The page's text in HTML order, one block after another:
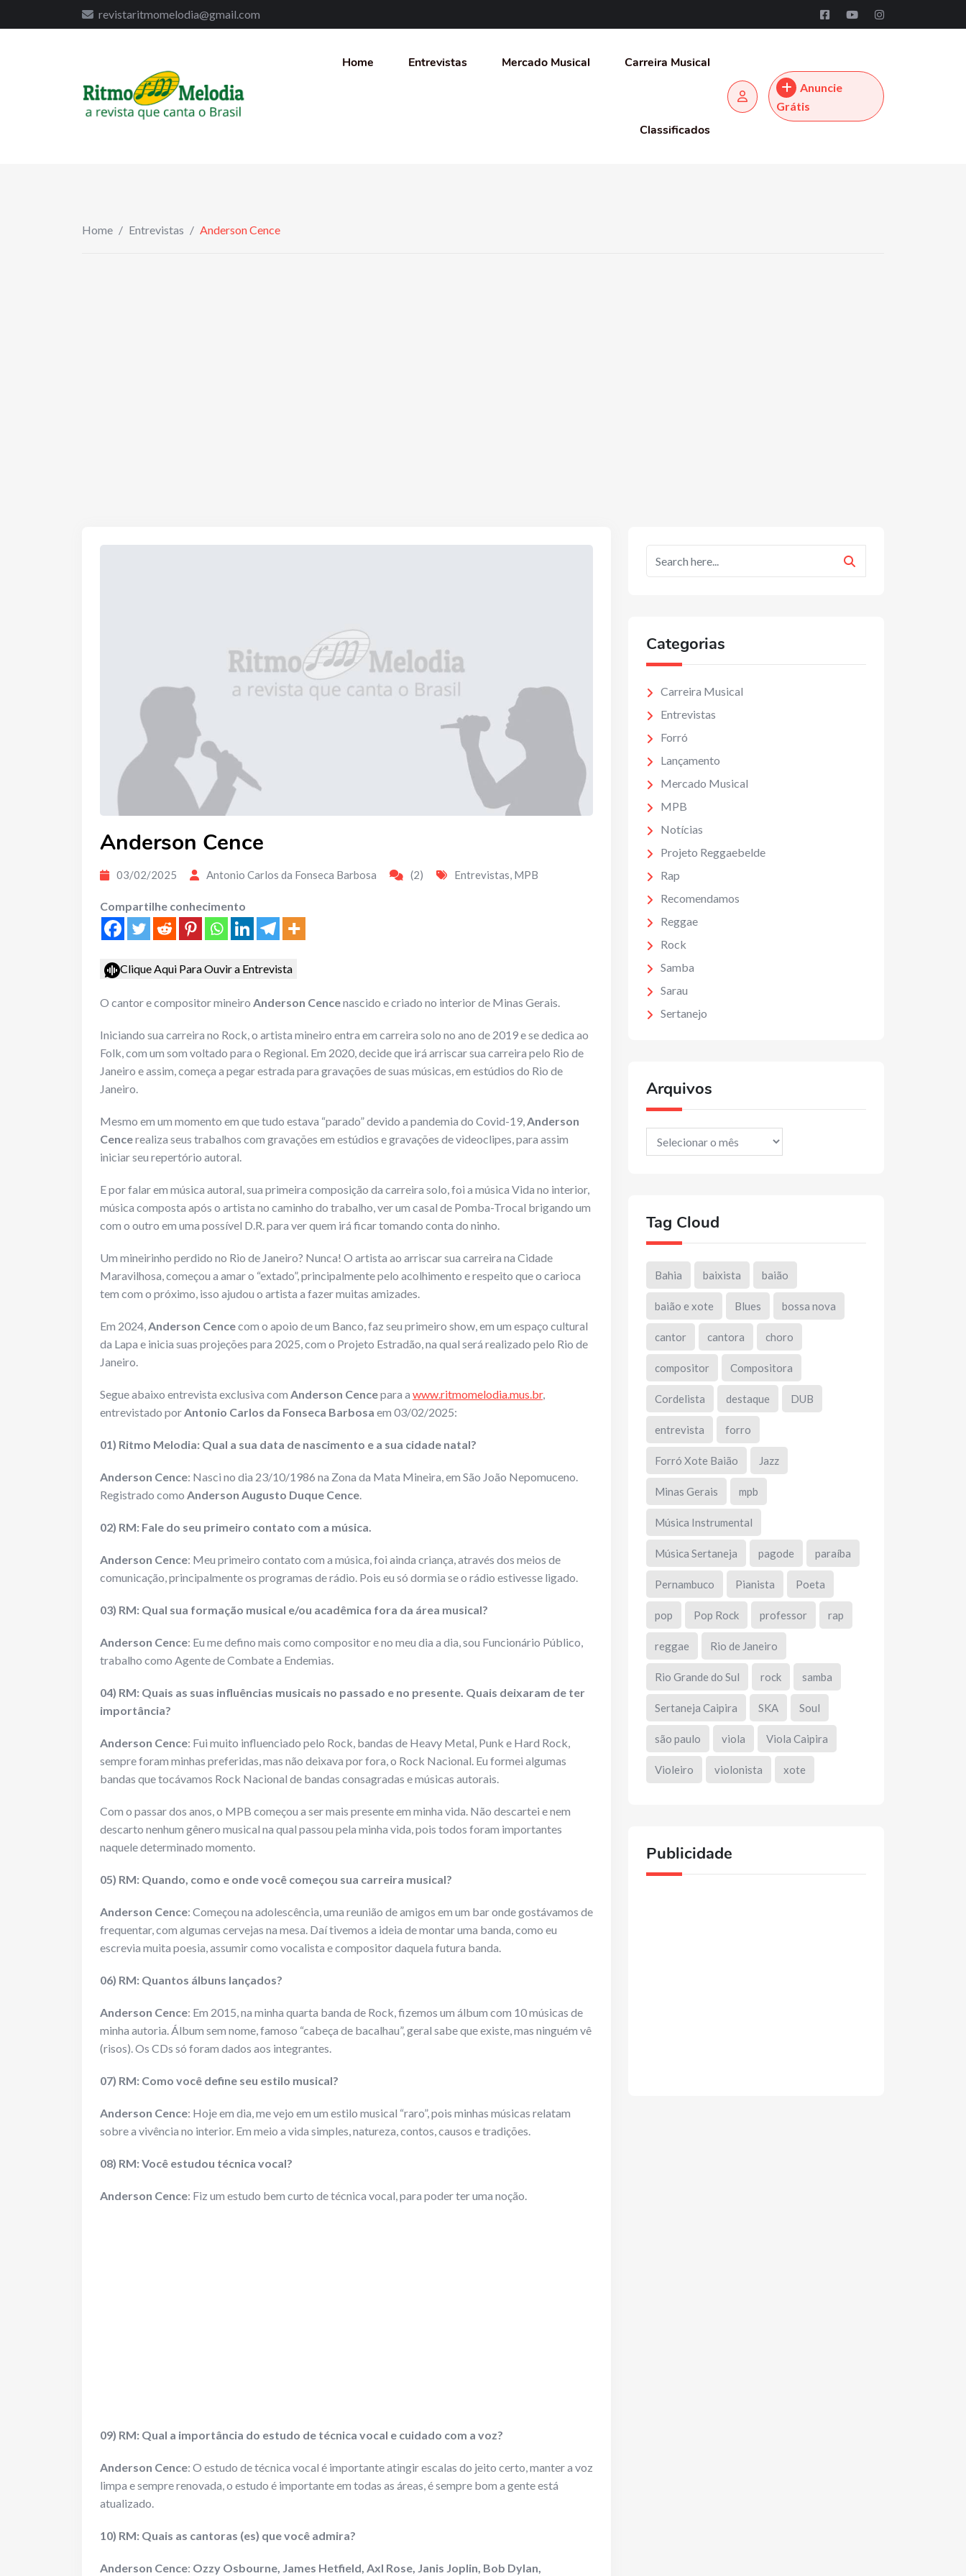
revistaritmomelodia@gmail.com
Home Entrevistas Mercado Musical Carreira Musical
Classificados
Anuncie
Grátis
Home / Entrevistas / Anderson Cence
Anderson Cence
03/02/2025 Antonio Carlos da Fonseca Barbosa (2) Entrevistas, MPB
Compartilhe conhecimento
Clique Aqui Para Ouvir a Entrevista
O cantor e compositor mineiro Anderson Cencenascido e criado no interior de Minas Gerais.
Iniciando sua carreira no Rock, o artista mineiro entra em carreira solo no ano de 2019 e se dedica ao
Folk, com um som voltado para o Regional. Em 2020, decide que irá arriscar sua carreira pelo Rio de
Janeiro e assim, começa a pegar estrada para gravações de suas músicas, em estúdios do Rio de
Janeiro.
Mesmo em um momento em que tudo estava “parado” devido a pandemia do Covid-19,Anderson
Cencerealiza seus trabalhos com gravações em estúdios e gravações de videoclipes, para assim
iniciar seu repertório autoral.
E por falar em música autoral, sua primeira composição da carreira solo, foi a música Vida no interior,
música composta após o artista no caminho do trabalho, ver um casal de Pomba-Trocal brigando um
com o outro em uma possível D.R. para ver quem irá ficar tomando conta do ninho.
Um mineirinho perdido no Rio de Janeiro? Nunca! O artista ao arriscar sua carreira na Cidade
Maravilhosa, começou a amar o “extado”, principalmente pelo acolhimento e respeito que o carioca
tem com o próximo, isso ajudou o artista a fazer muitas amizades.
Em 2024,Anderson Cencecom o apoio de um Banco, faz seu primeiro show, em um espaço cultural
da Lapa e inicia suas projeções para 2025, com o Projeto Estradão, na qual será realizado pelo Rio de
Janeiro.
Segue abaixo entrevista exclusiva com Anderson Cencepara a www.ritmomelodia.mus.br,
entrevistado porAntonio Carlos da Fonseca Barbosa em 03/02/2025:
01) Ritmo Melodia: Qual a sua data de nascimento e a sua cidade natal?
Anderson Cence: Nasci no dia 23/10/1986 na Zona da Mata Mineira, em São João Nepomuceno.
Registrado como Anderson Augusto Duque Cence.
02) RM: Fale do seu primeiro contato com a música.
Anderson Cence: Meu primeiro contato com a música, foi ainda criança, através dos meios de
comunicação, principalmente os programas de rádio. Pois eu só dormia se o rádio estivesse ligado.
03) RM: Qual sua formação musical e/ou acadêmica fora da área musical?
Anderson Cence: Eu me defino mais como compositor e no meu dia a dia, sou Funcionário Público,
trabalho como Agente de Combate a Endemias.
04) RM: Quais as suas influências musicais no passado e no presente. Quais deixaram de ter
importância?
Anderson Cence: Fui muito influenciado pelo Rock, bandas de Heavy Metal, Punk e Hard Rock,
sempre foram minhas preferidas, mas não deixava por fora, o Rock Nacional. Eu formei algumas
bandas que tocávamos Rock Nacional de bandas consagradas e músicas autorais.
Com o passar dos anos, o MPB começou a ser mais presente em minha vida. Não descartei e nem
descarto nenhum gênero musical na qual passou pela minha vida, pois todos foram importantes
naquele determinado momento.
05) RM: Quando, como e onde você começou sua carreira musical?
Anderson Cence: Começou na adolescência, uma reunião de amigos em um bar onde gostávamos de
frequentar, com algumas cervejas na mesa. Daí tivemos a ideia de montar uma banda, como eu
escrevia muita poesia, assumir como vocalista e compositor daquela futura banda.
06) RM: Quantos álbuns lançados?
Anderson Cence: Em 2015, na minha quarta banda de Rock, fizemos um álbum com 10 músicas de
minha autoria. Álbum sem nome, famoso “cabeça de bacalhau”, geral sabe que existe, mas ninguém vê
(risos). Os CDs só foram dados aos integrantes.
07) RM: Como você define seu estilo musical?
Anderson Cence: Hoje em dia, me vejo em um estilo musical “raro”, pois minhas músicas relatam
sobre a vivência no interior. Em meio a vida simples, natureza, contos, causos e tradições.
08) RM: Você estudou técnica vocal?
Anderson Cence: Fiz um estudo bem curto de técnica vocal, para poder ter uma noção.
09) RM: Qual a importância do estudo de técnica vocal e cuidado com a voz?
Anderson Cence: O estudo de técnica vocal é importante atingir escalas do jeito certo, manter a voz
limpa e sempre renovada, o estudo é importante em todas as áreas, é sempre bom a gente está
atualizado.
10) RM: Quais as cantoras (es) que você admira?
Anderson Cence: Ozzy Osbourne, James Hetfield, Axl Rose, Janis Joplin, Bob Dylan,
Categorias
Carreira Musical
Entrevistas
Forró
Lançamento
Mercado Musical
MPB
Notícias
Projeto Reggaebelde
Rap
Recomendamos
Reggae
Rock
Samba
Sarau
Sertanejo
Arquivos
Arquivos
Tag Cloud
Bahia baixista baião
baião e xote Blues bossa nova
cantor cantora choro
compositor Compositora
Cordelista destaque DUB
entrevista forro
Forró Xote Baião Jazz
Minas Gerais mpb
Música Instrumental
Música Sertaneja pagode paraíba
Pernambuco Pianista Poeta
pop Pop Rock professor rap
reggae Rio de Janeiro
Rio Grande do Sul rock samba
Sertaneja Caipira SKA Soul
são paulo viola Viola Caipira
Violeiro violonista xote
Publicidade